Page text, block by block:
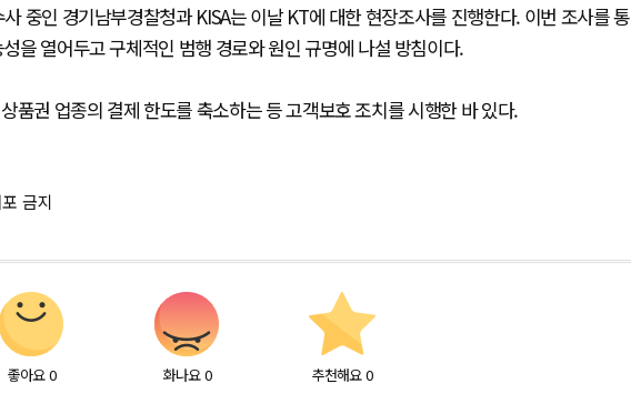
중인 경기남부경찰청과 KISA는 이날 KT에 대한 현장조사를 진행한다. 이번 조사를 통
을 열어두고 구체적인 범행 경로와 원인 규명에 나설 방침이다.
품권 업종의 결제 한도를 축소하는 등 고객보호 조치를 시행한 바 있다.
금지
좋아요 0 화나요 0 추천해요 0